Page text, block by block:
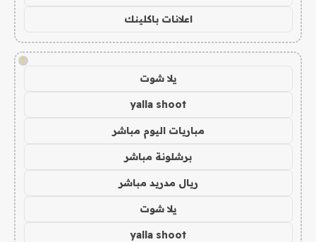
اعلانات باكلينك
!
يلا شوت
yalla shoot
مباريات اليوم مباشر
برشلونة مباشر
ريال مدريد مباشر
يلا شوت
yalla shoot